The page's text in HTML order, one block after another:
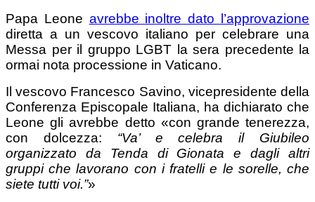
Papa Leone avrebbe inoltre dato l’approvazione
diretta a un vescovo italiano per celebrare una
Messa per il gruppo LGBT la sera precedente la
ormai nota processione in Vaticano.
Il vescovo Francesco Savino, vicepresidente della
Conferenza Episcopale Italiana, ha dichiarato che
Leone gli avrebbe detto «con grande tenerezza,
con dolcezza: “Va’ e celebra il Giubileo
organizzato da Tenda di Gionata e dagli altri
gruppi che lavorano con i fratelli e le sorelle, che
siete tutti voi.”»